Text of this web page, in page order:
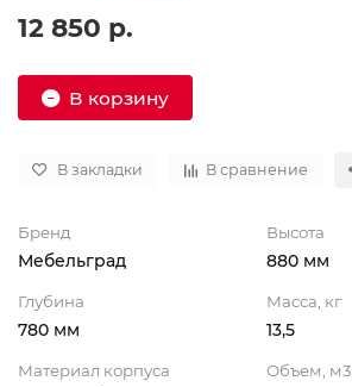
12 850 р.
В корзину
В закладки В сравнение
Бренд
Мебельград
Высота
880 мм
Глубина
780 мм
Масса, кг
13,5
Материал корпуса Объем, м3